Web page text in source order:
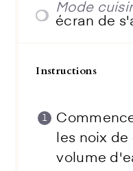
Mode
écran de
Instructions
les noix de
volume